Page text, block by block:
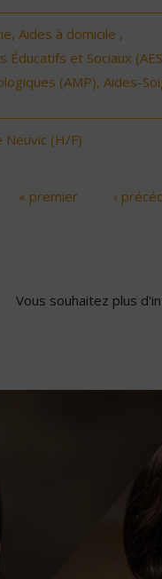
Aides à domicile ,
Éducatifs et Sociaux
(AMP), Aides-
Neuvic (H/F)
« premier ‹
Vous souhaitez plus